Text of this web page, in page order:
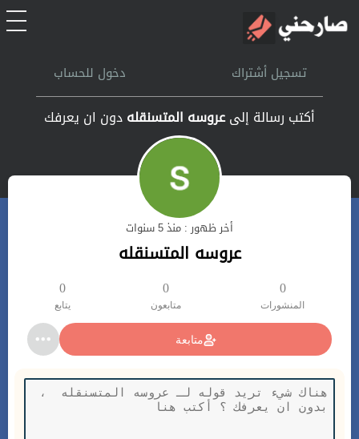
الرئيسية
أشتراك
تسجيل أشتراك دخول للحساب
أكتب رسالة إلىعروسه المتسنقلهدون ان يعرفك
أخر ظهور : منذ 5 سنوات
عروسه المتسنقله
0
المنشورات
0
متابعون
0
يتابع
متابعة